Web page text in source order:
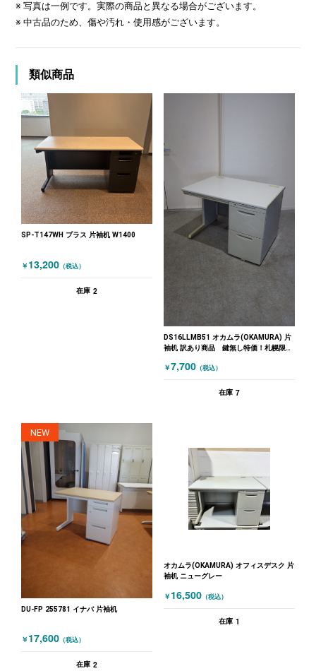
※ 写真は一例です。実際の商品と異なる場合がございます。
※ 中古品のため、傷や汚れ・使用感がございます。
類似商品
SP-T147WH プラス 片袖机 W1400
￥ 13,200 （税込）
在庫 2
DS16LLMB51 オカムラ(OKAMURA) 片
袖机 訳あり商品 鍵無し特価！札幌限定
￥7,700 （税込）
在庫 7
NEW
DU-FP 255781 イナバ 片袖机
￥ 17,600 （税込）
在庫 2
オカムラ(OKAMURA) オフィスデスク 片
袖机 ニューグレー
￥ 16,500 （税込）
在庫 1